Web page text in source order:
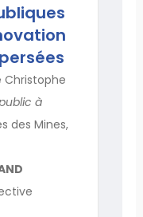
Christophe
à
des Mines,